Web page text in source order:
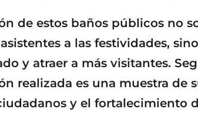
de estos baños públicos no
a las festividades,
y atraer a más visitantes.
realizada es una muestra de
y el fortalecimiento